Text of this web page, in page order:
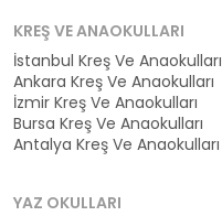
KREŞ VE ANAOKULLARI
İstanbul Kreş Ve Anaokulları
Ankara Kreş Ve Anaokulları
İzmir Kreş Ve Anaokulları
Bursa Kreş Ve Anaokulları
Antalya Kreş Ve Anaokulları
YAZ OKULLARI